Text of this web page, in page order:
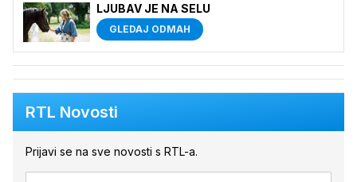
LJUBAV JE NA SELU
GLEDAJ ODMAH
RTL Novosti
Prijavi se na sve novosti s RTL-a.